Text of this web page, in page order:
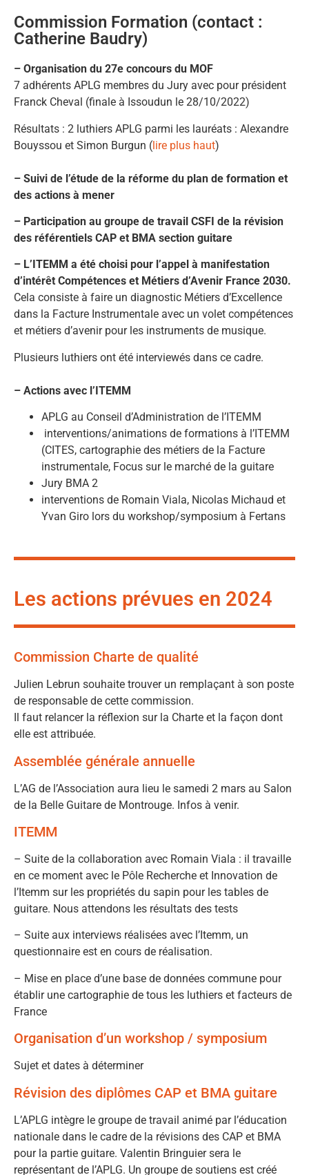
Commission Formation (contact :
Catherine Baudry)
– Organisation du 27e concours du MOF
7 adhérents APLG membres du Jury avec pour président
Franck Cheval (finale à Issoudun le 28/10/2022)
Résultats : 2 luthiers APLG parmi les lauréats : Alexandre
Bouyssou et Simon Burgun (lire plus haut)
– Suivi de l’étude de la réforme du plan de formation et
des actions à mener
– Participation au groupe de travail CSFI de la révision
des référentiels CAP et BMA section guitare
– L’ITEMM a été choisi pour l’appel à manifestation
d’intérêt Compétences et Métiers d’Avenir France 2030.
Cela consiste à faire un diagnostic Métiers d’Excellence
dans la Facture Instrumentale avec un volet compétences
et métiers d’avenir pour les instruments de musique.
Plusieurs luthiers ont été interviewés dans ce cadre.
– Actions avec l’ITEMM
APLG au Conseil d’Administration de l’ITEMM
interventions/animations de formations à l’ITEMM
(CITES, cartographie des métiers de la Facture
instrumentale, Focus sur le marché de la guitare
Jury BMA 2
interventions de Romain Viala, Nicolas Michaud et
Yvan Giro lors du workshop/symposium à Fertans
Les actions prévues en 2024
Commission Charte de qualité
Julien Lebrun souhaite trouver un remplaçant à son poste
de responsable de cette commission.
Il faut relancer la réflexion sur la Charte et la façon dont
elle est attribuée.
Assemblée générale annuelle
L’AG de l’Association aura lieu le samedi 2 mars au Salon
de la Belle Guitare de Montrouge. Infos à venir.
ITEMM
– Suite de la collaboration avec Romain Viala : il travaille
en ce moment avec le Pôle Recherche et Innovation de
l’Itemm sur les propriétés du sapin pour les tables de
guitare. Nous attendons les résultats des tests
– Suite aux interviews réalisées avec l’Itemm, un
questionnaire est en cours de réalisation.
– Mise en place d’une base de données commune pour
établir une cartographie de tous les luthiers et facteurs de
France
Organisation d’un workshop / symposium
Sujet et dates à déterminer
Révision des diplômes CAP et BMA guitare
L’APLG intègre le groupe de travail animé par l’éducation
nationale dans le cadre de la révisions des CAP et BMA
pour la partie guitare. Valentin Bringuier sera le
représentant de l’APLG. Un groupe de soutiens est créé